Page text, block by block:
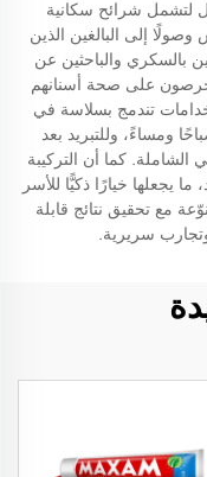
لتشمل شرائح سكانية
إلى البالغين الذين
بالسكري والباحثين عن
على صحة أسنانهم
تندمج بسلاسة في
ومساءً، وللتبريد بعد
كما أن التركيبة
يجعلها خيارًا ذكيًّا للأسر
مع تحقيق نتائج قابلة
سريرية.